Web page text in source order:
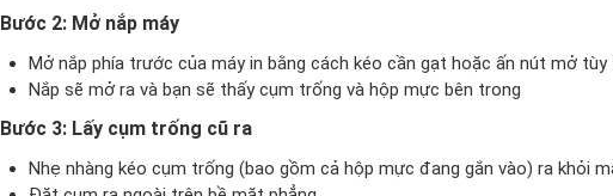
Bước 2: Mở nắp máy
Mở nắp phía trước của máy in bằng cách kéo cần gạt hoặc ấn nút mở
Nắp sẽ mở ra và bạn sẽ thấy cụm trống và hộp mực bên trong
Bước 3: Lấy cụm trống cũ ra
Nhẹ nhàng kéo cụm trống (bao gồm cả hộp mực đang gắn vào) ra khỏi